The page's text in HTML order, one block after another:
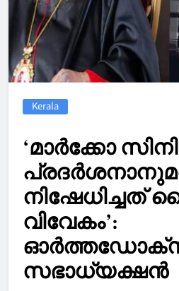
Kerala
‘മാര്‍ക്കോ
നിഷേധിച്ചത്
വിവേകം’:
സഭാധ്യക്ഷന്‍